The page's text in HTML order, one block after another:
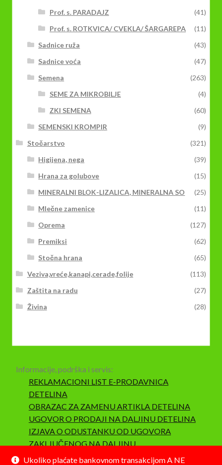
Ukoliko plaćate bankovnom transakcijom A NE
Prof. s. PARADAJZ
(41)
Prof. s. ROTKVICA/ CVEKLA/ ŠARGAREPA
(11)
Sadnice ruža
(43)
Sadnice voća
(47)
Semena
(263)
SEME ZA MIKROBILJE
(4)
ZKI SEMENA
(60)
SEMENSKI KROMPIR
(9)
Stočarstvo
(321)
Higijena, nega
(39)
Hrana za golubove
(15)
MINERALNI BLOK-LIZALICA, MINERALNA SO
(25)
Mlečne zamenice
(11)
Oprema
(127)
Premiksi
(62)
Stočna hrana
(65)
Veziva,vreće,kanapi,cerade,folije
(113)
Zaštita na radu
(27)
Živina
(28)
Informacije, podrška i servis:
REKLAMACIONI LIST E-PRODAVNICA
DETELINA
OBRAZAC ZA ZAMENU ARTIKLA DETELINA
UGOVOR O PRODAJI NA DALJINU DETELINA
IZJAVA O ODUSTANKU OD UGOVORA
ZAKLJUČENOG NA DALJINU
SAOBRAZNOST I REKLAMACIJA